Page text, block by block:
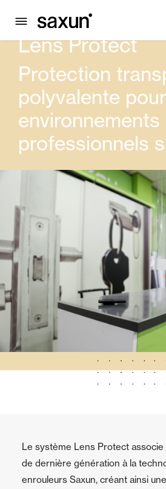
PRODUITS RIDEAUX ET STORES
Lens Protect
Protection
polyvalente
environnements
professionnels
Le système Lens Protect
de dernière génération à la
enrouleurs Saxun, créant ainsi